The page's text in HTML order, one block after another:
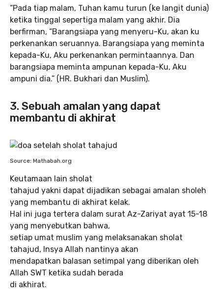
“Pada tiap malam, Tuhan kamu turun (ke langit dunia)
ketika tinggal sepertiga malam yang akhir. Dia
berfirman, “Barangsiapa yang menyeru-Ku, akan ku
perkenankan seruannya. Barangsiapa yang meminta
kepada-Ku, Aku perkenankan permintaannya. Dan
barangsiapa meminta ampunan kepada-Ku, Aku
ampuni dia.” (HR. Bukhari dan Muslim).
3. Sebuah amalan yang dapat
membantu di akhirat
Source: Mathabah.org
Keutamaan lain sholat
tahajud yakni dapat dijadikan sebagai amalan sholeh
yang membantu di akhirat kelak.
Hal ini juga tertera dalam surat Az-Zariyat ayat 15-18
yang menyebutkan bahwa,
setiap umat muslim yang melaksanakan sholat
tahajud, Insya Allah nantinya akan
mendapatkan balasan setimpal yang diberikan oleh
Allah SWT ketika sudah berada
di akhirat.